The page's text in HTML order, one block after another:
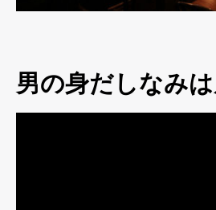
男の身だしなみは